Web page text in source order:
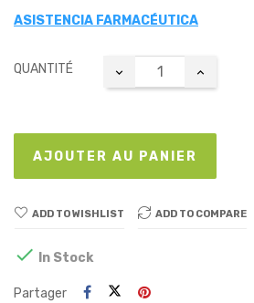
ASISTENCIA FARMACÉUTICA
QUANTITÉ
AJOUTER AU PANIER
ADD TO WISHLIST ADD TO COMPARE
 In Stock
Partager